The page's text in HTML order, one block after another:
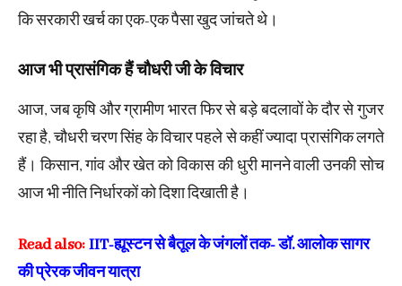
कि सरकारी खर्च का एक-एक पैसा खुद जांचते थे।
आज भी प्रासंगिक हैं चौधरी जी के विचार
आज, जब कृषि और ग्रामीण भारत फिर से बड़े बदलावों के दौर से गुजर
रहा है, चौधरी चरण सिंह के विचार पहले से कहीं ज्यादा प्रासंगिक लगते
हैं। किसान, गांव और खेत को विकास की धुरी मानने वाली उनकी सोच
आज भी नीति निर्धारकों को दिशा दिखाती है।
Read also:IIT-ह्यूस्टन से बैतूल के जंगलों तक- डॉ. आलोक सागर
की प्रेरक जीवन यात्रा